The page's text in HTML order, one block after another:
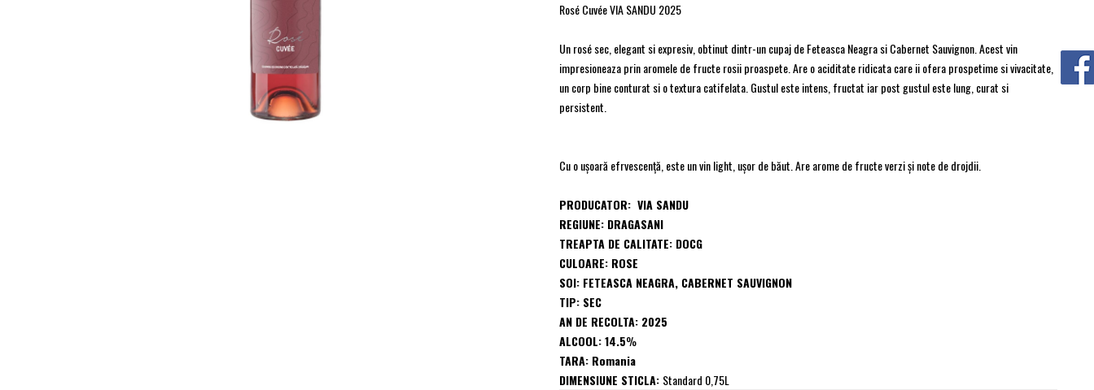
Rosé Cuvée VIA SANDU 2025
Un rosé sec, elegant si expresiv, obtinut dintr-un cupaj de Feteasca Neagra si Cabernet Sauvignon. Acest vin
impresioneaza prin aromele de fructe rosii proaspete. Are o aciditate ridicata care ii ofera prospetime si vivacitate,
un corp bine conturat si o textura catifelata. Gustul este intens, fructat iar post gustul este lung, curat si
persistent.
Cu o ușoară efrvescență, este un vin light, ușor de băut. Are arome de fructe verzi și note de drojdii.
PRODUCATOR: VIA SANDU
REGIUNE: DRAGASANI
TREAPTA DE CALITATE: DOCG
CULOARE: ROSE
SOI: FETEASCA NEAGRA, CABERNET SAUVIGNON
TIP: SEC
AN DE RECOLTA: 2025
ALCOOL: 14.5%
TARA: Romania
DIMENSIUNE STICLA: Standard 0,75L